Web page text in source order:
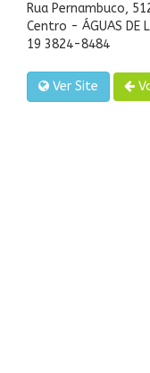
Rua Pernambuco,
Centro - ÁGUAS DE
19 3824-8484
Ver Site